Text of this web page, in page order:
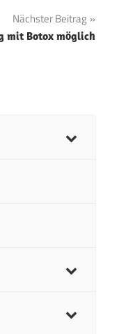
Nächster Beitrag
mit Botox möglich